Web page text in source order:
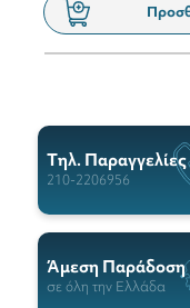
Tηλ. Παραγγελίες
210-2206956
Άμεση Παράδοση
σε όλη την Ελλάδα